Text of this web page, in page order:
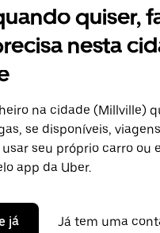
quiser,
nesta
na cidade (Millville)
se disponíveis,
seu próprio carro ou
app da Uber.
já Já tem uma